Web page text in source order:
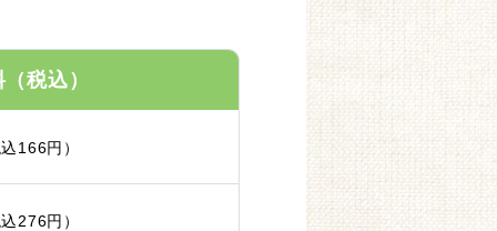
税込）
166円）
276円）